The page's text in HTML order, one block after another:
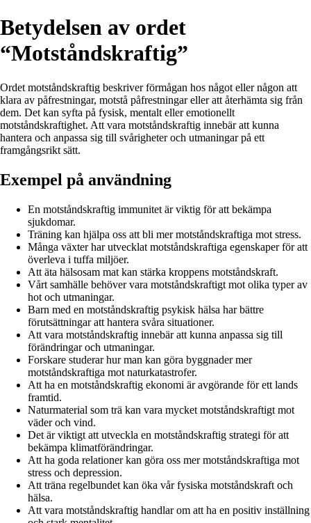
Betydelsen av ordet
“Motståndskraftig”
Ordet motståndskraftig beskriver förmågan hos något eller någon att
klara av påfrestningar, motstå påfrestningar eller att återhämta sig från
dem. Det kan syfta på fysisk, mentalt eller emotionellt
motståndskraftighet. Att vara motståndskraftig innebär att kunna
hantera och anpassa sig till svårigheter och utmaningar på ett
framgångsrikt sätt.
Exempel på användning
En motståndskraftig immunitet är viktig för att bekämpa
sjukdomar.
Träning kan hjälpa oss att bli mer motståndskraftiga mot stress.
Många växter har utvecklat motståndskraftiga egenskaper för att
överleva i tuffa miljöer.
Att äta hälsosam mat kan stärka kroppens motståndskraft.
Vårt samhälle behöver vara motståndskraftigt mot olika typer av
hot och utmaningar.
Barn med en motståndskraftig psykisk hälsa har bättre
förutsättningar att hantera svåra situationer.
Att vara motståndskraftig innebär att kunna anpassa sig till
förändringar och utmaningar.
Forskare studerar hur man kan göra byggnader mer
motståndskraftiga mot naturkatastrofer.
Att ha en motståndskraftig ekonomi är avgörande för ett lands
framtid.
Naturmaterial som trä kan vara mycket motståndskraftigt mot
väder och vind.
Det är viktigt att utveckla en motståndskraftig strategi för att
bekämpa klimatförändringar.
Att ha goda relationer kan göra oss mer motståndskraftiga mot
stress och depression.
Att träna regelbundet kan öka vår fysiska motståndskraft och
hälsa.
Att vara motståndskraftig handlar om att ha en positiv inställning